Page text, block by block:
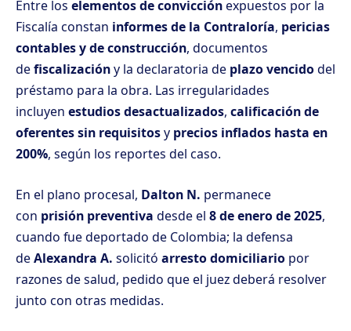
Entre los elementos de convicciónexpuestos por la
Fiscalía constan informes de la Contraloría, pericias
contables y de construcción, documentos
defiscalizacióny la declaratoria de plazo vencidodel
préstamo para la obra. Las irregularidades
incluyen estudios desactualizados, calificación de
oferentes sin requisitosy precios inflados hasta en
200%, según los reportes del caso.
En el plano procesal, Dalton N. permanece
con prisión preventiva desde el 8 de enero de 2025,
cuando fue deportado de Colombia; la defensa
deAlexandra A. solicitó arresto domiciliario por
razones de salud, pedido que el juez deberá resolver
junto con otras medidas.